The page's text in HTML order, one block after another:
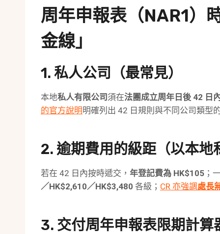
周年申報表（NAR1）
金線」
1. 私人公司（最常見）
本地私人有限公司 須在法團成立周年日後 42 日
的官方說明明確列出 42 日規則與不同公司類型
2. 逾期費用的級距（以本地
若在 42 日內按時遞交， 年登記費為 HK$105 ；
／HK$2,610／HK$3,480 各級； CR 亦強調處長
3. 交付周年申報表限期計算